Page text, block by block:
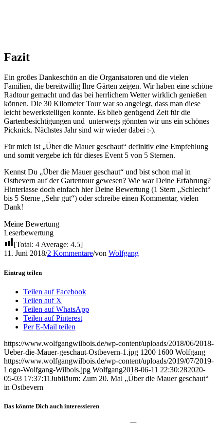
Fazit
Ein großes Dankeschön an die Organisatoren und die vielen
Familien, die bereitwillig Ihre Gärten zeigen. Wir haben eine schöne
Radtour gemacht und das bei herrlichem Wetter wirklich genießen
können. Die 30 Kilometer Tour war so angelegt, dass man diese
leicht bewerkstelligen konnte. Es blieb genügend Zeit für die
Gartenbesichtigungen und unterwegs gönnten wir uns ein schönes
Picknick. Nächstes Jahr sind wir wieder dabei :-).
Für mich ist „Über die Mauer geschaut“ definitiv eine Empfehlung
und somit vergebe ich für dieses Event 5 von 5 Sternen.
Kennst Du „Über die Mauer geschaut“ und bist schon mal in
Ostbevern auf der Gartentour gewesen? Wie war Deine Erfahrung?
Hinterlasse doch einfach hier Deine Bewertung (1 Stern „Schlecht“
bis 5 Sterne „Sehr gut“) oder schreibe einen Kommentar, vielen
Dank!
Meine Bewertung
Leserbewertung
[Total: 4Average: 4.5]
11. Juni 2018/2 Kommentare/von Wolfgang
Eintrag teilen
Teilen auf Facebook
Teilen auf X
Teilen auf WhatsApp
Teilen auf Pinterest
Per E-Mail teilen
https://www.wolfgangwilbois.de/wp-content/uploads/2018/06/2018-
Ueber-die-Mauer-geschaut-Ostbevern-1.jpg 1200 1600 Wolfgang
https://www.wolfgangwilbois.de/wp-content/uploads/2019/07/2019-
Logo-Wolfgang-Wilbois.jpg Wolfgang2018-06-11 22:30:282020-
05-03 17:37:11Jubiläum: Zum 20. Mal „Über die Mauer geschaut“
in Ostbevern
Das könnte Dich auch interessieren